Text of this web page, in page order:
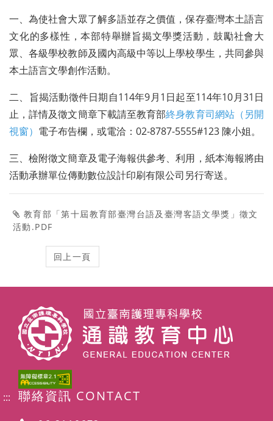
一、為使社會大眾了解多語並存之價值，保存臺灣本土語言
文化的多樣性，本部特舉辦旨揭文學獎活動，鼓勵社會大
眾、各級學校教師及國內高級中等以上學校學生，共同參與
本土語言文學創作活動。
二、旨揭活動徵件日期自114年9月1日起至114年10月31日
止，詳情及徵文簡章下載請至教育部終身教育司網站（另開
視窗） 電子布告欄，或電洽：02-8787-5555#123 陳小姐。
三、檢附徵文簡章及電子海報供參考、利用，紙本海報將由
活動承辦單位傳動數位設計印刷有限公司另行寄送。
教育部「第十屆教育部臺灣台語及臺灣客語文學獎」徵文
活動.PDF
::: 聯絡資訊 CONTACT